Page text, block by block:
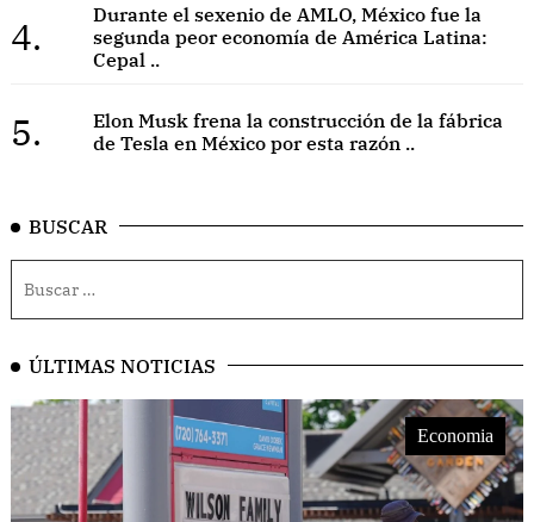
4.
Durante el sexenio de AMLO, México fue la
segunda peor economía de América Latina:
Cepal ..
5.
Elon Musk frena la construcción de la fábrica
de Tesla en México por esta razón ..
BUSCAR
ÚLTIMAS NOTICIAS
Economia